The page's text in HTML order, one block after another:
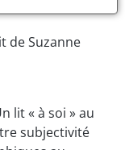
de Suzanne
lit « à soi » au
subjectivité